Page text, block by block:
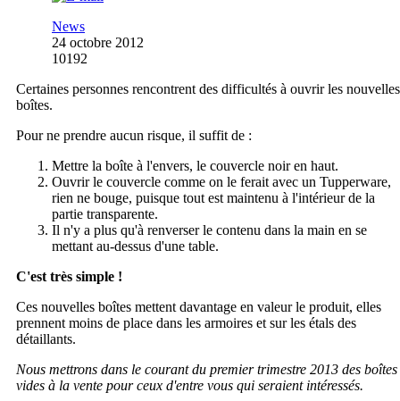
News
24 octobre 2012
10192
Certaines personnes rencontrent des difficultés à ouvrir les nouvelles
boîtes.
Pour ne prendre aucun risque, il suffit de :
Mettre la boîte à l'envers, le couvercle noir en haut.
Ouvrir le couvercle comme on le ferait avec un Tupperware,
rien ne bouge, puisque tout est maintenu à l'intérieur de la
partie transparente.
Il n'y a plus qu'à renverser le contenu dans la main en se
mettant au-dessus d'une table.
C'est très simple !
Ces nouvelles boîtes mettent davantage en valeur le produit, elles
prennent moins de place dans les armoires et sur les étals des
détaillants.
Nous mettrons dans le courant du premier trimestre 2013 des boîtes
vides à la vente pour ceux d'entre vous qui seraient intéressés.